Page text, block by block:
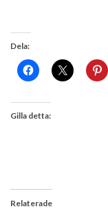
Dela:
Gilla detta:
Relaterade